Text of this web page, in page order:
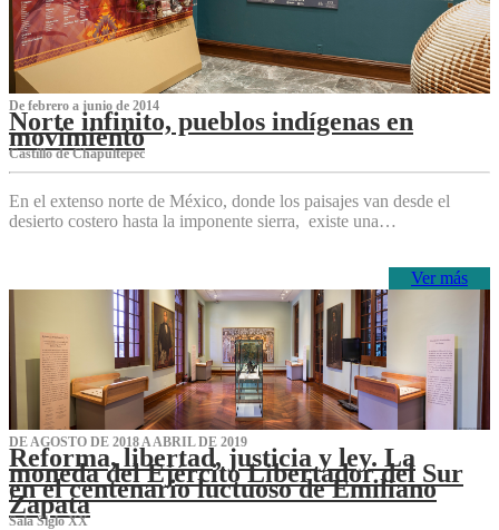
De febrero a junio de 2014
Norte infinito, pueblos indígenas en
movimiento
Castillo de Chapultepec
En el extenso norte de México, donde los paisajes van desde el
desierto costero hasta la imponente sierra, existe una…
Ver más
DE AGOSTO DE 2018 A ABRIL DE 2019
Reforma, libertad, justicia y ley. La
moneda del Ejército Libertador del Sur
en el centenario luctuoso de Emiliano
Zapata
Sala Siglo XX